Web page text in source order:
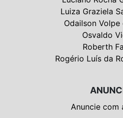
Luiza Graziela
Odailson Volpe
Osvaldo
Roberth
Rogério Luís da
Anuncie com